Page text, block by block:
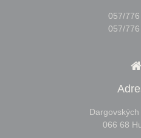
057/
057/
066 68